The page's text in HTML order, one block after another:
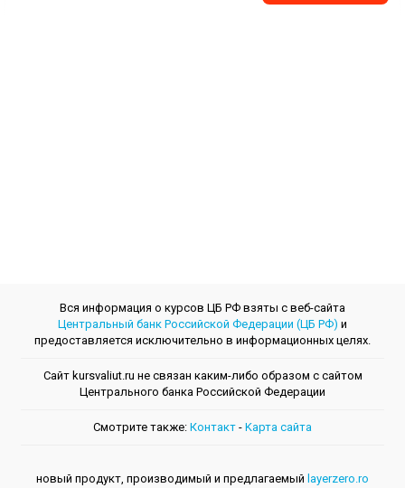
Вся информация о курсов ЦБ РФ взяты с веб-сайта
Центральный банк Российской Федерации (ЦБ РФ) и
предоставляется исключительно в информационных целях.
Сайт kursvaliut.ru не связан каким-либо образом с сайтом
Центрального банкa Российской Федерации
Смотрите также: Контакт - Kарта сайта
новый продукт, производимый и предлагаемый layerzero.ro